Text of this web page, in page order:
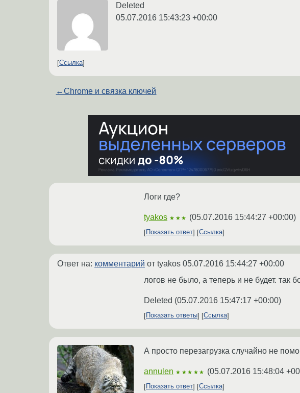
Deleted
05.07.2016 15:43:23 +00:00
Ссылка
←Chrome и связка ключей
Логи где?
tyakos ★★★ (05.07.2016 15:44:27 +00:00)
Показать ответ Ссылка
Ответ на: комментарий от tyakos 05.07.2016 15:44:27 +00:00
логов не было, а теперь и не будет. так
Deleted (05.07.2016 15:47:17 +00:00)
Показать ответы Ссылка
А просто перезагрузка случайно не
annulen ★★★★★ (05.07.2016 15:48:04
Показать ответ Ссылка